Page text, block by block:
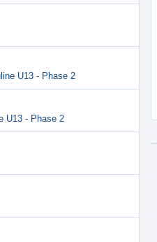
U13 - Phase 2
U13 - Phase 2